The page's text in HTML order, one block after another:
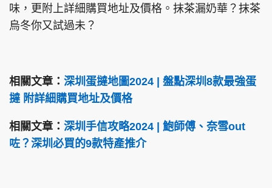
頭條日報 星島環球
味，更附上詳細購買地址及價格。抹茶漏奶華？抹茶
烏冬你又試過未？
相關文章： 深圳蛋撻地圖2024 | 盤點深圳8款最強蛋
撻 附詳細購買地址及價格
相關文章： 深圳手信攻略2024 | 鮑師傅、奈雪out
咗？深圳必買的9款特產推介